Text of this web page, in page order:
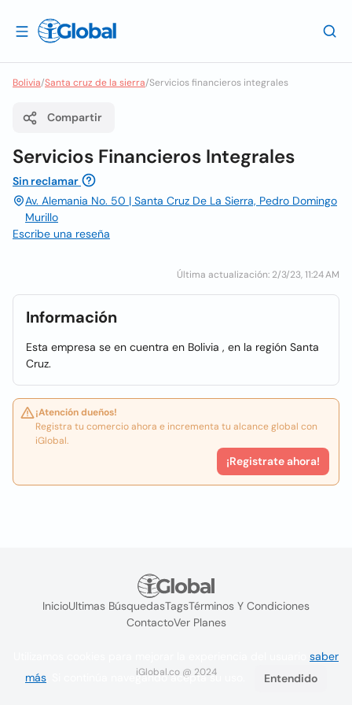
Bolivia/Santa cruz de la sierra/Servicios financieros integrales
Compartir
Servicios Financieros Integrales
Sin reclamar
Av. Alemania No. 50 | Santa Cruz De La Sierra, Pedro Domingo
Murillo
Escribe una reseña
Última actualización: 2/3/23, 11:24 AM
Información
Esta empresa se en cuentra en Bolivia , en la región Santa
Cruz.
¡Atención dueños!
Registra tu comercio ahora e incrementa tu alcance global con
iGlobal.
¡Registrate ahora!
InicioUltimas BúsquedasTagsTérminos Y Condiciones
ContactoVer Planes
iGlobal.co @ 2024
saber
más . Si continúa navegando acepta su uso. Entendido